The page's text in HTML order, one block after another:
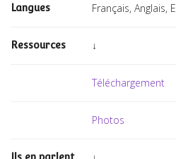
Langues Français, Anglais,
Ressources ↓
Téléchargement
Photos
Ils en parlent